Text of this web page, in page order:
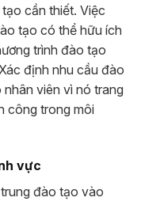
cần thiết. Việc
tạo có thể hữu ích
trình đào tạo
định nhu cầu đào
viên vì nó trang
công trong môi
vực
đào tạo vào